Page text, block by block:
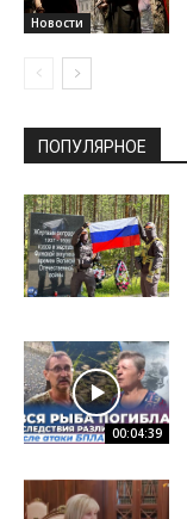
Новости
ПОПУЛЯРНОЕ
00:04:39